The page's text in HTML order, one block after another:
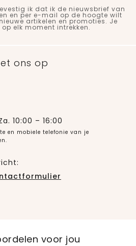
ik dat ik de nieuwsbrief van
en per e-mail op de hoogte wilt
artikelen en promoties. Je
elk moment intrekken.
ons op
10:00 – 16:00
en mobiele telefonie van je
voor jou